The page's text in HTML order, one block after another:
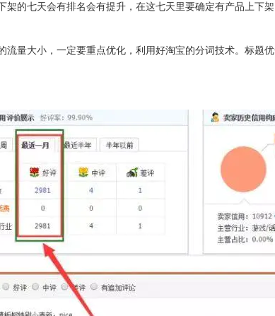
架的七天会有排名会有提升，在这七天里要确定有产品上下架
流量大小，一定要重点优化，利用好淘宝的分词技术。标题